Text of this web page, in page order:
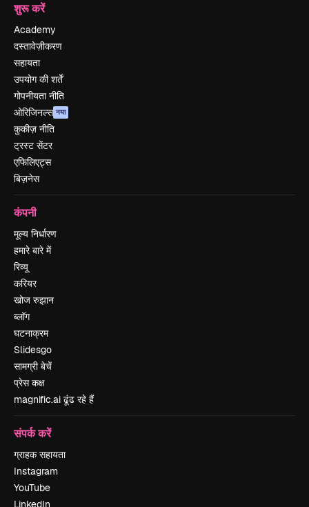
शुरू करें
Academy
दस्तावेज़ीकरण
सहायता
उपयोग की शर्तें
गोपनीयता नीति
ओरिजिनल्स नया
कुकीज़ नीति
ट्रस्ट सेंटर
एफिलिएट्स
बिज़नेस
कंपनी
मूल्य निर्धारण
हमारे बारे में
रिव्यू
करियर
खोज रुझान
ब्लॉग
घटनाक्रम
Slidesgo
सामग्री बेचें
प्रेस कक्ष
magnific.ai ढूंढ रहे हैं
संपर्क करें
ग्राहक सहायता
Instagram
YouTube
LinkedIn